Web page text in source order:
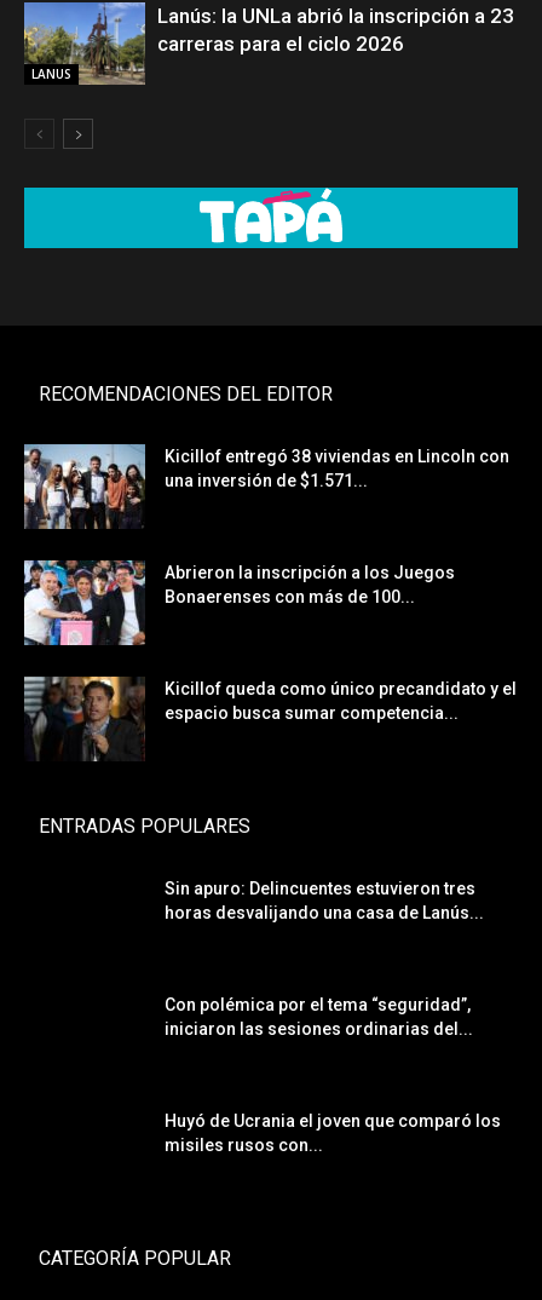
LANUS
Lanús: la UNLa abrió la inscripción a 23
carreras para el ciclo 2026
RECOMENDACIONES DEL EDITOR
Kicillof entregó 38 viviendas en Lincoln con
una inversión de $1.571...
Abrieron la inscripción a los Juegos
Bonaerenses con más de 100...
Kicillof queda como único precandidato y el
espacio busca sumar competencia...
ENTRADAS POPULARES
Sin apuro: Delincuentes estuvieron tres
horas desvalijando una casa de Lanús...
Con polémica por el tema “seguridad”,
iniciaron las sesiones ordinarias del...
Huyó de Ucrania el joven que comparó los
misiles rusos con...
CATEGORÍA POPULAR